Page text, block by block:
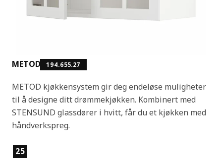
METOD 194.655.27
METOD kjøkkensystem gir deg endeløse muligheter
til å designe ditt drømmekjøkken. Kombinert med
STENSUND glassdører i hvitt, får du et kjøkken med
håndverkspreg.
Produktfunksjoner
25